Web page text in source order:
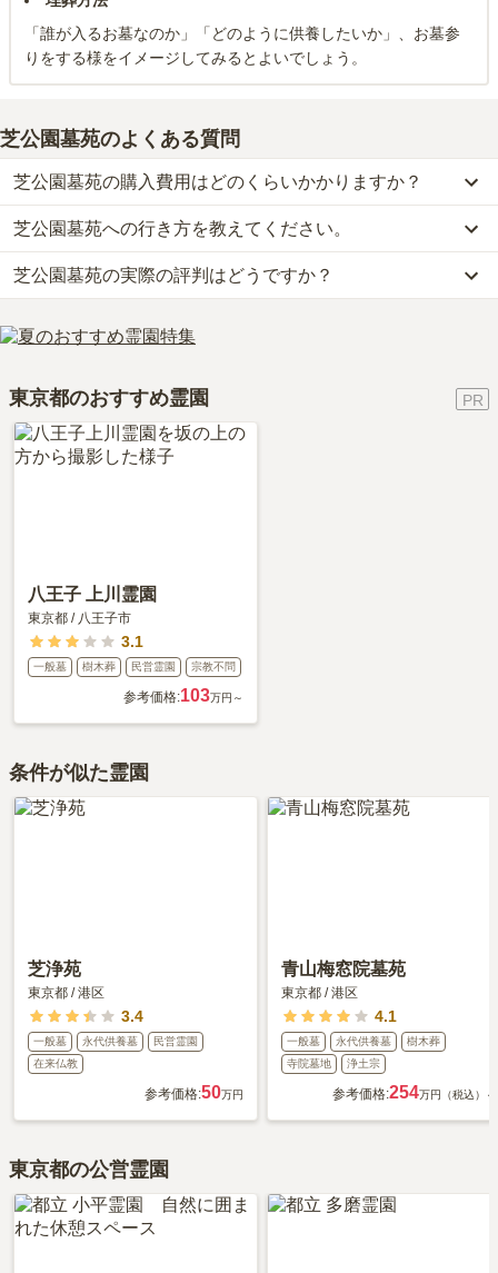
「誰が入るお墓なのか」「どのように供養したいか」、お墓参
りをする様をイメージしてみるとよいでしょう。
芝公園墓苑のよくある質問
芝公園墓苑の購入費用はどのくらいかかりますか？
芝公園墓苑では、一般墓が約50万円(墓石代別)からお求めいただけ
ます。
なお、芝公園墓苑がある東京都の相場は、一般墓が約267万円（墓
石代別途）です。
お墓は、価格が高いものがよい、安いものが悪い、という訳ではあ
芝公園墓苑への行き方を教えてください。
公共交通機関の場合、都営三田線「御成門駅」から徒歩約1分で
す。
詳しいルートや地図は、本ページの「地図・交通アクセス」欄をご
確認ください。
芝公園墓苑の実際の評判はどうですか？
当サイトに寄せられた総合評価は、3.9点です。特に価格、設備・
環境、管理状況が高く評価されています。
タワーから近いので景色が良くて、開放感があります。食事はホテ
ルやレストランが周りにいくらでもあります。」といったお声をい
ただいております。
東京都のおすすめ霊園
八王子 上川霊園
東京都 / 八王子市
3.1
一般墓 樹木葬 民営霊園 宗教不問
参考価格:103万円～
条件が似た霊園
芝浄苑
東京都 /港区
3.4
一般墓 永代供養墓
民営霊園
在来仏教
参考価格:50万円
青山梅窓院墓苑
東京都 /港区
4.1
一般墓 永代供養墓
樹木葬
寺院墓地
浄土宗
参考価格:254万円（税込）～
東京都の公営霊園